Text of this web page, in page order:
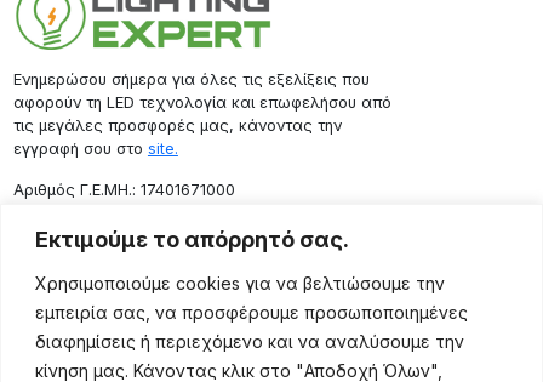
Εκτιμούμε το απόρρητό σας.
Χρησιμοποιούμε cookies για να βελτιώσουμε την
εμπειρία σας, να προσφέρουμε προσωποποιημένες
διαφημίσεις ή περιεχόμενο και να αναλύσουμε την
κίνηση μας. Κάνοντας κλικ στο "Αποδοχή Όλων",
Ενημερώσου σήμερα για όλες τις εξελίξεις που
αφορούν τη LED τεχνολογία και επωφελήσου από
τις μεγάλες προσφορές μας, κάνοντας την
εγγραφή σου στο site.
Aριθμός Γ.Ε.ΜΗ.: 17401671000
Επικοινωνία
Ρόδου 133, Αθήνα 10443
(+30) 211 725 5427
sales@lightingexpert.gr